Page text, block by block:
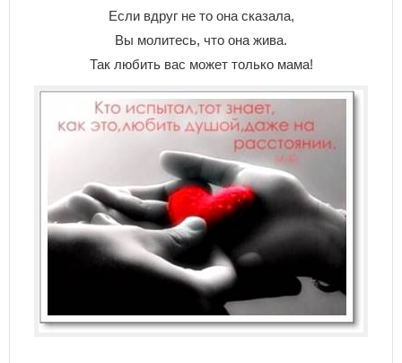
Если вдруг не то она сказала,
Вы молитесь, что она жива.
Так любить вас может только мама!